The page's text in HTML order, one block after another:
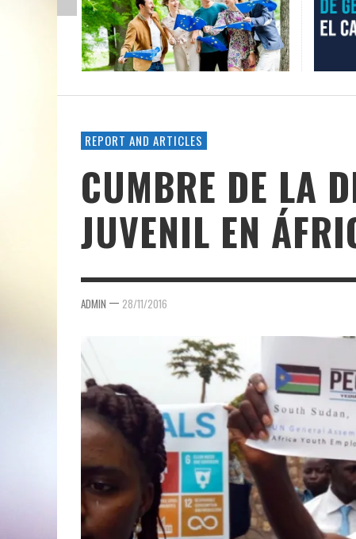
REPORT AND ARTICLES
CUMBRE DE LA
JUVENIL EN
ADMIN — 28/11/2016